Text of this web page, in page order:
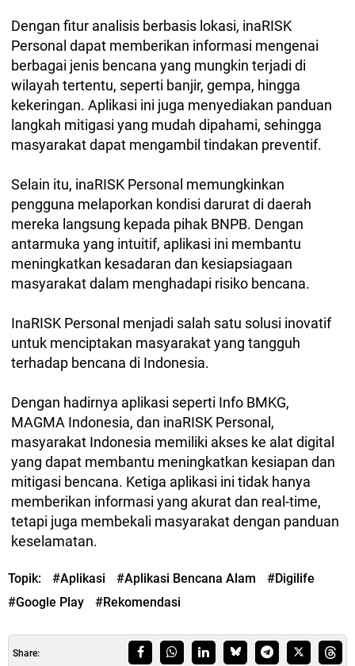
Dengan fitur analisis berbasis lokasi, inaRISK
Personal dapat memberikan informasi mengenai
berbagai jenis bencana yang mungkin terjadi di
wilayah tertentu, seperti banjir, gempa, hingga
kekeringan. Aplikasi ini juga menyediakan panduan
langkah mitigasi yang mudah dipahami, sehingga
masyarakat dapat mengambil tindakan preventif.
Selain itu, inaRISK Personal memungkinkan
pengguna melaporkan kondisi darurat di daerah
mereka langsung kepada pihak BNPB. Dengan
antarmuka yang intuitif, aplikasi ini membantu
meningkatkan kesadaran dan kesiapsiagaan
masyarakat dalam menghadapi risiko bencana.
InaRISK Personal menjadi salah satu solusi inovatif
untuk menciptakan masyarakat yang tangguh
terhadap bencana di Indonesia.
Dengan hadirnya aplikasi seperti Info BMKG,
MAGMA Indonesia, dan inaRISK Personal,
masyarakat Indonesia memiliki akses ke alat digital
yang dapat membantu meningkatkan kesiapan dan
mitigasi bencana. Ketiga aplikasi ini tidak hanya
memberikan informasi yang akurat dan real-time,
tetapi juga membekali masyarakat dengan panduan
keselamatan.
Topik: #Aplikasi #Aplikasi Bencana Alam
#Digilife
#Google Play
#Rekomendasi
Share: